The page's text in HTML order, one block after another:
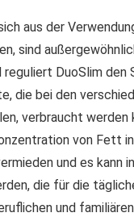
aus der
sind
reguliert DuoSlim
die bei den
verbraucht werden
von Fett
und es kann
die für die
und